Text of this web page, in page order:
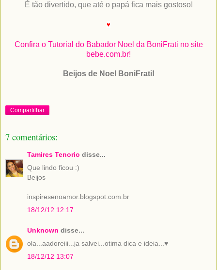
É tão divertido, que até o papá fica mais gostoso!
♥
Confira o Tutorial do Babador Noel da BoniFrati no site
bebe.com.br!
Beijos de Noel BoniFrati!
Compartilhar
7 comentários:
Tamires Tenorio disse...
Que lindo ficou :)
Beijos
inspiresenoamor.blogspot.com.br
18/12/12 12:17
Unknown disse...
ola...aadoreiii...ja salvei...otima dica e ideia...♥
18/12/12 13:07